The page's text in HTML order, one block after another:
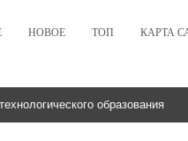
НОВОЕ ТОП КАРТА
образования